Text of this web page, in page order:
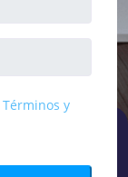
Términos y